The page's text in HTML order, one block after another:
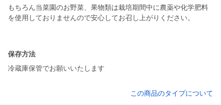
もちろん当菜園のお野菜、果物類は栽培期間中に農薬や化学肥料
を使用しておりませんので安心してお召し上がりください。
保存方法
冷蔵庫保管でお願いいたします
この商品のタイプについて